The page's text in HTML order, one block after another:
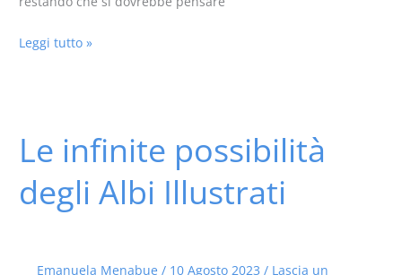
Leggi tutto »
Le infinite possibilità
degli Albi Illustrati
Emanuela Menabue / 10 Agosto 2023 / Lascia un
Le
infinite
possibilità
degli